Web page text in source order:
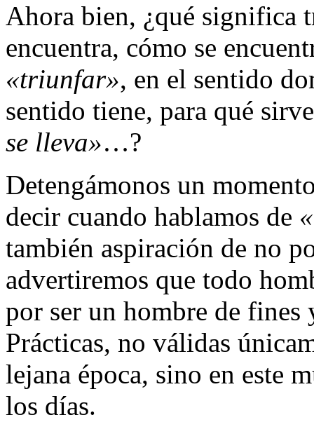
Ahora bien, ¿qué significa
encuentra, cómo se
«triunfar», en el sentido
sentido tiene, para qué
se lleva»…?
Detengámonos un
decir cuando hablamos de
también aspiración de no
advertiremos que todo
por ser un hombre de fines
Prácticas, no válidas
lejana época, sino en este
los días.